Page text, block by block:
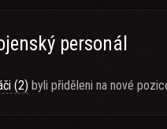
personál
(2) byli přiděleni na nové